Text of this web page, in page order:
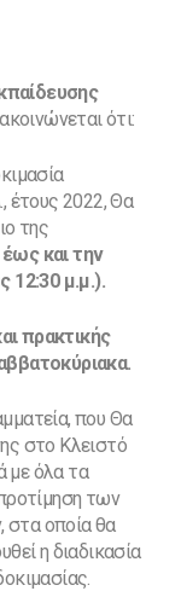
ότι:
έτους 2022, Θα
της
και την
12:30 μ.μ.).
πρακτικής
που Θα
στο Κλειστό
με όλα τα
των
οποία θα
η διαδικασία